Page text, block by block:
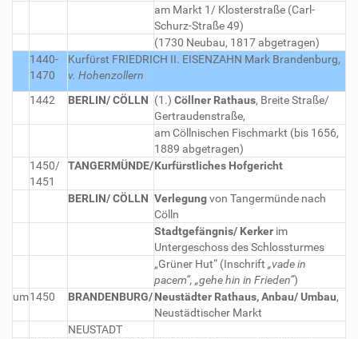
am Markt 1/ Klosterstraße (Carl-
Schurz-Straße 49)
(1730 Neubau, 1817 abgetragen)
1440-
1470
Kurfürst FRIEDRICH II. EISENZAHN Mark Brandenburg,
v. Hohenzollern
1442
BERLIN/ CÖLLN (1.) Cöllner Rathaus, Breite Straße/
Gertraudenstraße,
am Cöllnischen Fischmarkt (bis 1656,
1889 abgetragen)
1450/
1451
TANGERMÜNDE/Kurfürstliches Hofgericht
BERLIN/ CÖLLN Verlegungvon Tangermünde nach
Cölln
Stadtgefängnis/ Kerker im
Untergeschoss des Schlossturmes
„Grüner Hut“ (Inschrift „vade in
pacem“, „gehe hin in Frieden“)
um1450 BRANDENBURG/Neustädter Rathaus, Anbau/ Umbau,
Neustädtischer Markt
NEUSTADT